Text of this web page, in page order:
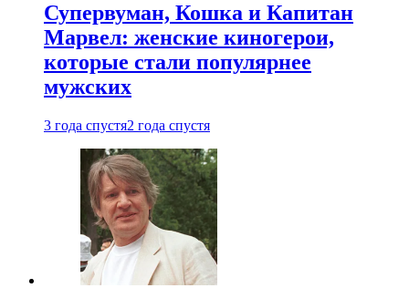
Супервуман, Кошка и Капитан
Марвел: женские киногерои,
которые стали популярнее
мужских
3 года спустя2 года спустя